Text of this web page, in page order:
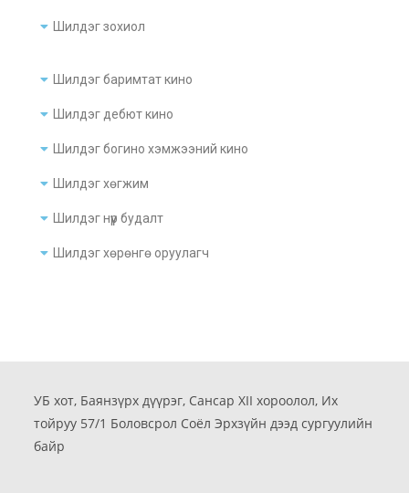
Шилдэг зохиол
Шилдэг баримтат кино
Шилдэг дебют кино
Шилдэг богино хэмжээний кино
Шилдэг хөгжим
Шилдэг нүүр будалт
Шилдэг хөрөнгө оруулагч
УБ хот, Баянзүрх дүүрэг, Сансар XII хороолол, Их
тойруу 57/1 Боловсрол Соёл Эрхзүйн дээд сургуулийн
байр